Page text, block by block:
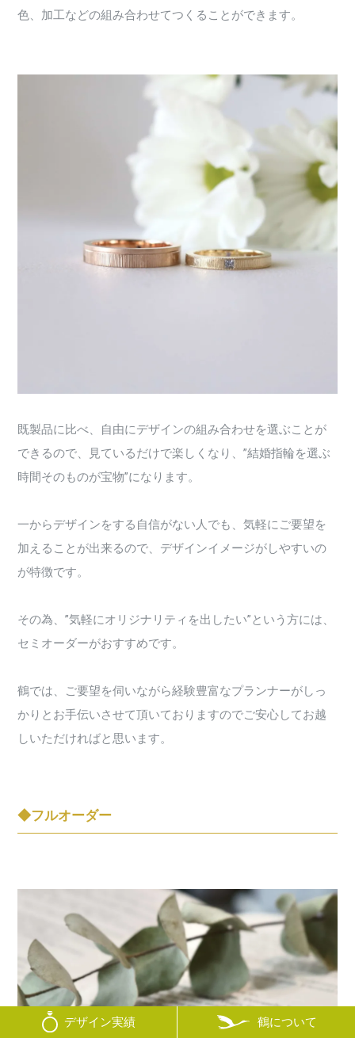
デザイン実績 鶴について
色、加工などの組み合わせてつくることができます。
既製品に比べ、自由にデザインの組み合わせを選ぶことが
できるので、見ているだけで楽しくなり、”結婚指輪を選ぶ
時間そのものが宝物”になります。
一からデザインをする自信がない人でも、気軽にご要望を
加えることが出来るので、デザインイメージがしやすいの
が特徴です。
その為、”気軽にオリジナリティを出したい”という方には、
セミオーダーがおすすめです。
鶴では、ご要望を伺いながら経験豊富なプランナーがしっ
かりとお手伝いさせて頂いておりますのでご安心してお越
しいただければと思います。
◆フルオーダー